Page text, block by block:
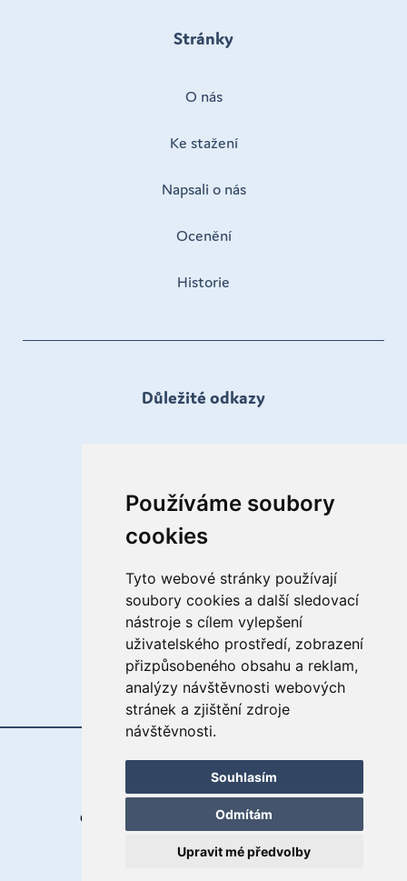
Používáme soubory
cookies
Tyto webové stránky používají
soubory cookies a další sledovací
nástroje s cílem vylepšení
uživatelského prostředí, zobrazení
přizpůsobeného obsahu a reklam,
analýzy návštěvnosti webových
stránek a zjištění zdroje
návštěvnosti.
Souhlasím
Odmítám
Upravit mé předvolby
Stránky
O nás
Ke stažení
Napsali o nás
Ocenění
Historie
Důležité odkazy
Chráněné dílny
Služby bydlení
Prodej výrobků
Sociální rehabilitace
© 2023 Arkadie, o.p.s.
Ochrana os. údajů Ochrana oznamovatelů